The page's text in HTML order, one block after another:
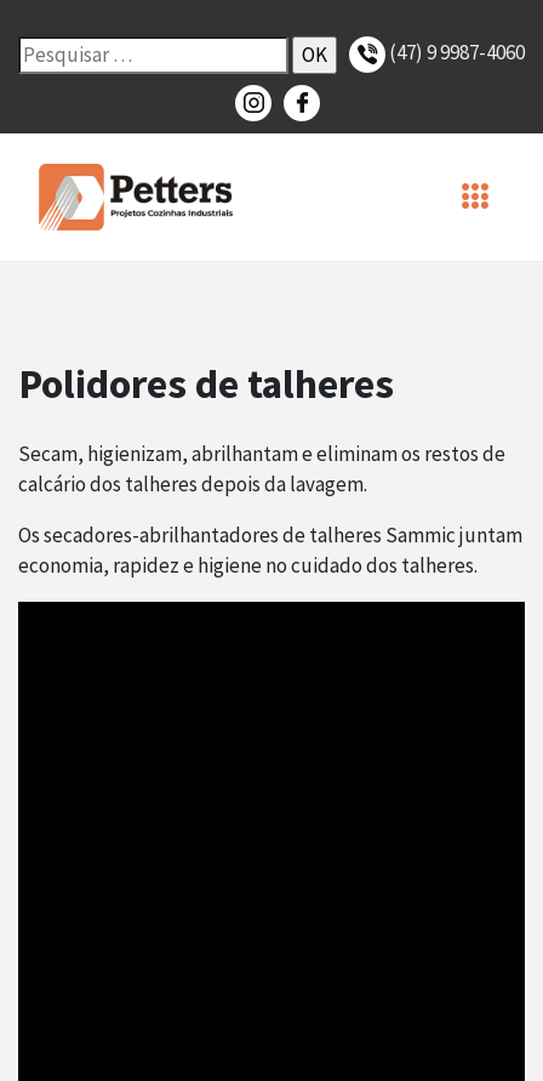
(47) 9 9987-4060
Polidores de talheres
Secam, higienizam, abrilhantam e eliminam os restos de
calcário dos talheres depois da lavagem.
Os secadores-abrilhantadores de talheres Sammic juntam
economia, rapidez e higiene no cuidado dos talheres.